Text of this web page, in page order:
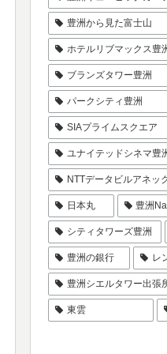
豊洲から見た富士山
ホテルリブマックス豊
ブランズタワー豊洲
パークシティ豊洲
SIAプライムスクエア
ユナイテッドシネマ豊
NTTデータビルアネッ
日本丸 豊洲
シティタワーズ豊洲
豊洲の銀行 レ
豊洲シエルタワー出張
東雲